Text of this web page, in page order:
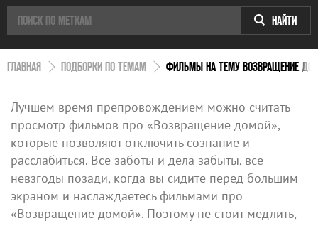
НАЙТИ
ГЛАВНАЯ ПОДБОРКИ ПО ТЕМАМ ФИЛЬМЫ НА ТЕМУ ВОЗВРАЩЕНИЕ
Лучшем время препровождением можно считать
просмотр фильмов про «Возвращение домой»,
которые позволяют отключить сознание и
расслабиться. Все заботы и дела забыты, все
невзгоды позади, когда вы сидите перед большим
экраном и наслаждаетесь фильмами про
«Возвращение домой». Поэтому не стоит медлить,